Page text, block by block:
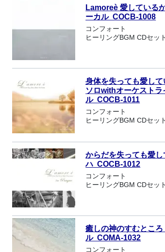
Lamoreè 愛している
ーカル COCB-1008
コンフォート
ヒーリングBGM CDセッ
身体を失っても愛して
ソロwithオーケストラ
ル COCB-1011
コンフォート
ヒーリングBGM CDセッ
からだを失っても愛
ハ COCB-1012
コンフォート
ヒーリングBGM CDセッ
癒しの神のすむとこ
ル COMA-1032
コンフォート